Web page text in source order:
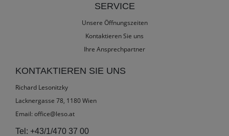
SERVICE
Unsere Öffnungszeiten
Kontaktieren Sie uns
Ihre Ansprechpartner
KONTAKTIEREN SIE UNS
Richard Lesonitzky
Lacknergasse 78, 1180 Wien
Email: office@leso.at
Tel: +43/1/470 37 00